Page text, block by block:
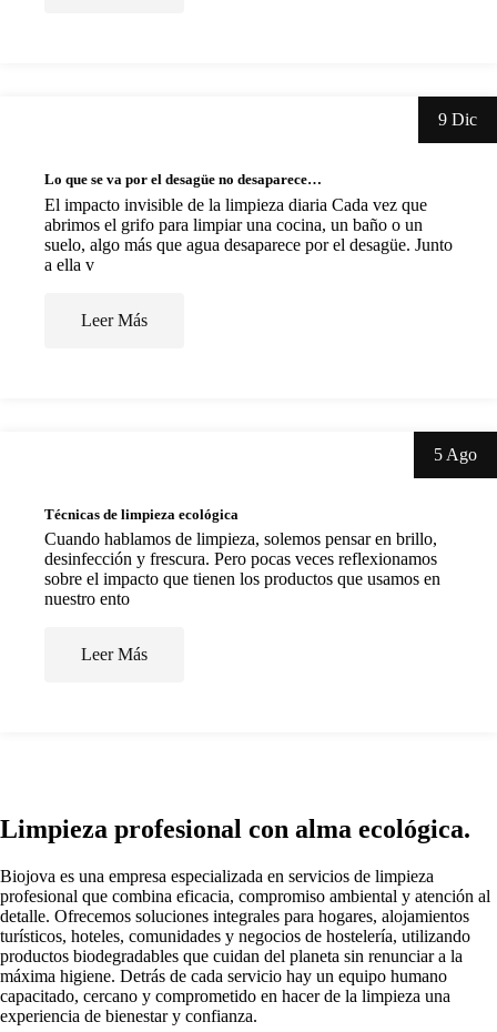
9 Dic
Lo que se va por el desagüe no desaparece…
El impacto invisible de la limpieza diaria Cada vez que
abrimos el grifo para limpiar una cocina, un baño o un
suelo, algo más que agua desaparece por el desagüe. Junto
a ella v
Leer Más
5 Ago
Técnicas de limpieza ecológica
Cuando hablamos de limpieza, solemos pensar en brillo,
desinfección y frescura. Pero pocas veces reflexionamos
sobre el impacto que tienen los productos que usamos en
nuestro ento
Leer Más
Limpieza profesional con alma ecológica.
Biojova es una empresa especializada en servicios de limpieza
profesional que combina eficacia, compromiso ambiental y atención al
detalle. Ofrecemos soluciones integrales para hogares, alojamientos
turísticos, hoteles, comunidades y negocios de hostelería, utilizando
productos biodegradables que cuidan del planeta sin renunciar a la
máxima higiene. Detrás de cada servicio hay un equipo humano
capacitado, cercano y comprometido en hacer de la limpieza una
experiencia de bienestar y confianza.